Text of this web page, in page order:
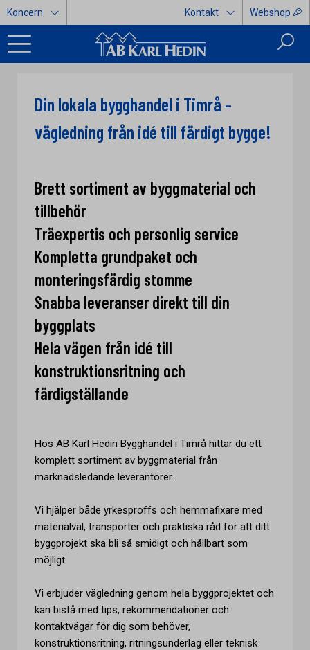
Koncern Kontakt Webshop
Din lokala bygghandel i Timrå –
vägledning från idé till färdigt bygge!
Brett sortiment av byggmaterial och
tillbehör
Träexpertis och personlig service
Kompletta grundpaket och
monteringsfärdig stomme
Snabba leveranser direkt till din
byggplats
Hela vägen från idé till
konstruktionsritning och
färdigställande
Hos AB Karl Hedin Bygghandel i Timrå hittar du ett
komplett sortiment av byggmaterial från
marknadsledande leverantörer.
Vi hjälper både yrkesproffs och hemmafixare med
materialval, transporter och praktiska råd för att ditt
byggprojekt ska bli så smidigt och hållbart som
möjligt.
Vi erbjuder vägledning genom hela byggprojektet och
kan bistå med tips, rekommendationer och
kontaktvägar för dig som behöver,
konstruktionsritning, ritningsunderlag eller teknisk